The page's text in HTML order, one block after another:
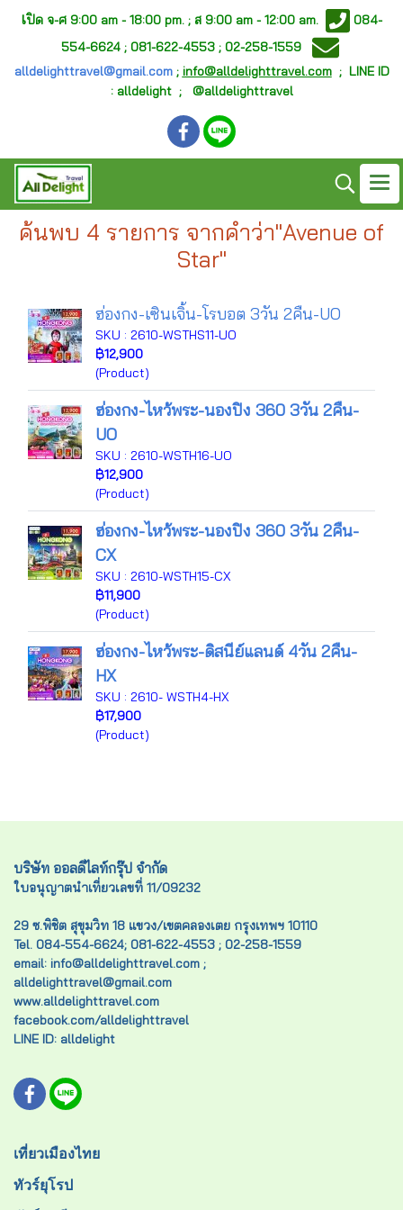
เปิด จ-ศ 9:00 am - 18:00 pm. ; ส 9:00 am - 12:00 am.
084-
554-6624 ; 081-622-4553 ; 02-258-1559
alldelighttravel@gmail.com; info@alldelighttravel.com; LINE ID
: alldelight ; @alldelighttravel
ค้นพบ 4 รายการ จากคำว่า"Avenue of
Star"
ฮ่องกง-เซินเจิ้น-โรบอต 3วัน 2คืน-UO
SKU : 2610-WSTHS11-UO
฿12,900
(Product)
ฮ่องกง-ไหว้พระ-นองปิง 360 3วัน 2คืน-
UO
SKU : 2610-WSTH16-UO
฿12,900
(Product)
ฮ่องกง-ไหว้พระ-นองปิง 360 3วัน 2คืน-
CX
SKU : 2610-WSTH15-CX
฿11,900
(Product)
ฮ่องกง-ไหว้พระ-ดิสนีย์แลนด์ 4วัน 2คืน-
HX
SKU : 2610- WSTH4-HX
฿17,900
(Product)
บริษัท ออลดีไลท์กรุ๊ป จำกัด
ใบอนุญาตนำเที่ยวเลขที่ 11/09232
29 ซ.พิชิต สุขุมวิท 18 แขวง/เขตคลองเตย กรุงเทพฯ 10110
Tel. 084-554-6624; 081-622-4553 ; 02-258-1559
email: info@alldelighttravel.com ;
alldelighttravel@gmail.com
www.alldelighttravel.com
facebook.com/alldelighttravel
LINE ID: alldelight
เที่ยวเมืองไทย
ทัวร์ยุโรป